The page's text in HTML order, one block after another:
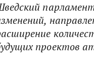
проектов